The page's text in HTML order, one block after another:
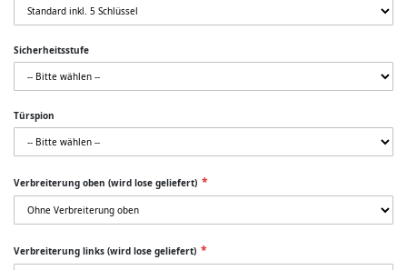
Sicherheitsstufe
Türspion
Verbreiterung oben (wird lose geliefert)
Verbreiterung links (wird lose geliefert)